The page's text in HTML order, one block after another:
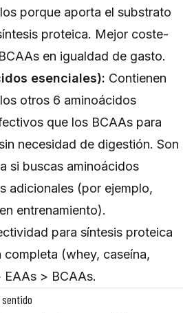
porque aporta el substrato
proteica. Mejor coste-
en igualdad de gasto.
esenciales): Contienen
otros 6 aminoácidos
que los BCAAs para
necesidad de digestión. Son
si buscas aminoácidos
adicionales (por ejemplo,
entrenamiento).
para síntesis proteica
completa (whey, caseína,
> BCAAs.